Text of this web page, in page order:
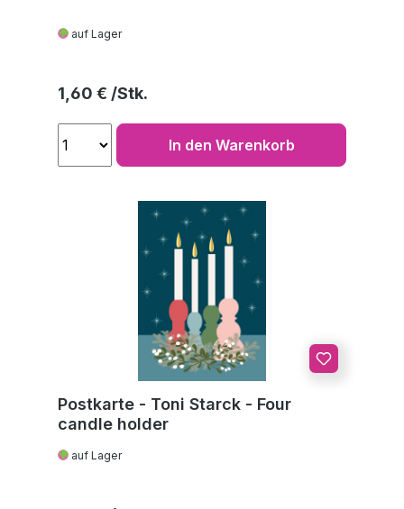
auf Lager
Regulärer Preis:
1,60 €
In den Warenkorb
Postkarte - Toni Starck - Four
candle holder
auf Lager